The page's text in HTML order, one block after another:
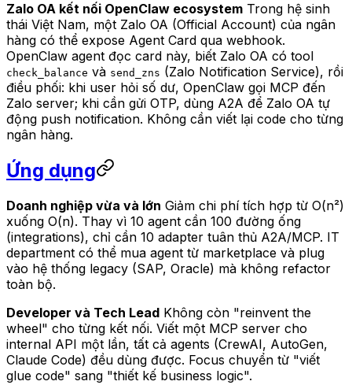
Zalo OA kết nối OpenClaw ecosystem Trong hệ sinh
thái Việt Nam, một Zalo OA (Official Account) của ngân
hàng có thể expose Agent Card qua webhook.
OpenClaw agent đọc card này, biết Zalo OA có tool
check_balance và send_zns (Zalo Notification Service), rồi
điều phối: khi user hỏi số dư, OpenClaw gọi MCP đến
Zalo server; khi cần gửi OTP, dùng A2A để Zalo OA tự
động push notification. Không cần viết lại code cho từng
ngân hàng.
Ứng dụng
Doanh nghiệp vừa và lớn Giảm chi phí tích hợp từ O(n²)
xuống O(n). Thay vì 10 agent cần 100 đường ống
(integrations), chỉ cần 10 adapter tuân thủ A2A/MCP. IT
department có thể mua agent từ marketplace và plug
vào hệ thống legacy (SAP, Oracle) mà không refactor
toàn bộ.
Developer và Tech Lead Không còn "reinvent the
wheel" cho từng kết nối. Viết một MCP server cho
internal API một lần, tất cả agents (CrewAI, AutoGen,
Claude Code) đều dùng được. Focus chuyển từ "viết
glue code" sang "thiết kế business logic".